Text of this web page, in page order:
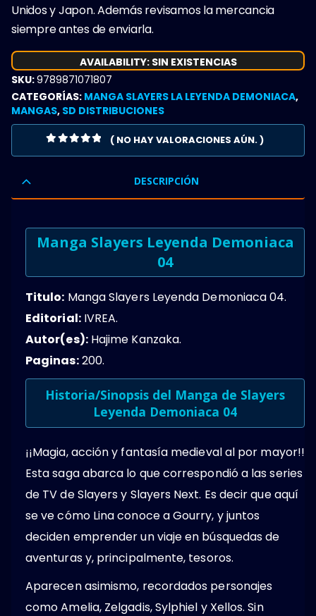
Unidos y Japon. Además revisamos la mercancia
siempre antes de enviarla.
AVAILABILITY: SIN EXISTENCIAS
SKU:9789871071807
CATEGORÍAS: MANGA SLAYERS LA LEYENDA DEMONIACA,
MANGAS, SD DISTRIBUCIONES
( NO HAY VALORACIONES AÚN. )
DESCRIPCIÓN
Manga Slayers Leyenda Demoniaca
04
Titulo: Manga Slayers Leyenda Demoniaca 04.
Editorial:IVREA.
Autor(es):Hajime Kanzaka.
Paginas:200.
Historia/Sinopsis del Manga de Slayers
Leyenda Demoniaca 04
¡¡Magia, acción y fantasía medieval al por mayor!!
Esta saga abarca lo que correspondió a las series
de TV de Slayers y Slayers Next. Es decir que aquí
se ve cómo Lina conoce a Gourry, y juntos
deciden emprender un viaje en búsquedas de
aventuras y, principalmente, tesoros.
Aparecen asimismo, recordados personajes
como Amelia, Zelgadis, Sylphiel y Xellos. Sin